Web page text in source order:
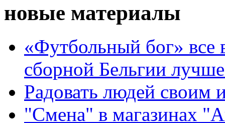
новые материалы
«Футбольный бог» все
сборной Бельгии
Радовать людей своим
"Смена" в магазинах